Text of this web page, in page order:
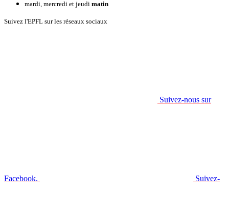
mardi, mercredi et jeudi matin
Suivez l'EPFL sur les réseaux sociaux
Suivez-nous sur
Facebook. Suivez-